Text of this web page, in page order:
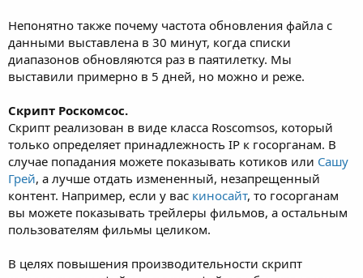
Непонятно также почему частота обновления файла с
данными выставлена в 30 минут, когда списки
диапазонов обновляются раз в паятилетку. Мы
выставили примерно в 5 дней, но можно и реже.
Скрипт Роскомсос.
Скрипт реализован в виде класса Roscomsos, который
только определяет принадлежность IP к госорганам. В
случае попадания можете показывать котиков или Сашу
Грей, а лучше отдать измененный, незапрещенный
контент. Например, если у вас киносайт, то госорганам
вы можете показывать трейлеры фильмов, а остальным
пользователям фильмы целиком.
В целях повышения производительности скрипт